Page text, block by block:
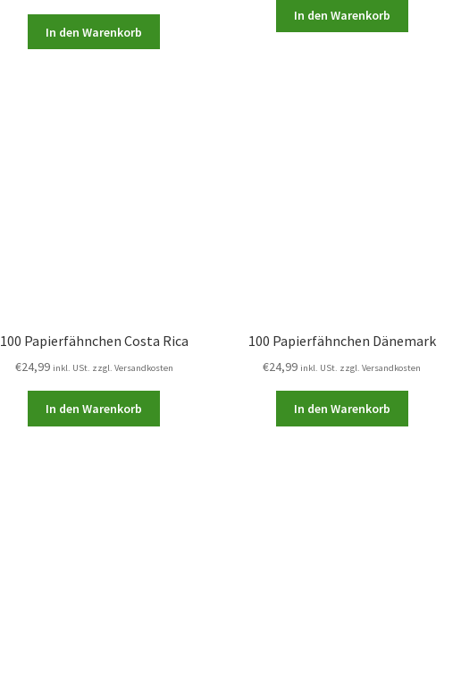
In den Warenkorb
In den Warenkorb
100 Papierfähnchen Costa Rica
€24,99 inkl. USt. zzgl. Versandkosten
In den Warenkorb
100 Papierfähnchen Dänemark
€24,99 inkl. USt. zzgl. Versandkosten
In den Warenkorb